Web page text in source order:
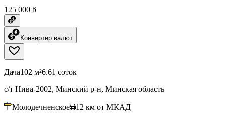
125 000 ƃ
Конвертер валют
Дача102 м²6.61 соток
с/т Нива-2002, Минский р-н, Минская область
Молодечненское 12 км от МКАД